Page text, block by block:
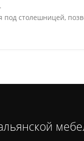
под столешницей,